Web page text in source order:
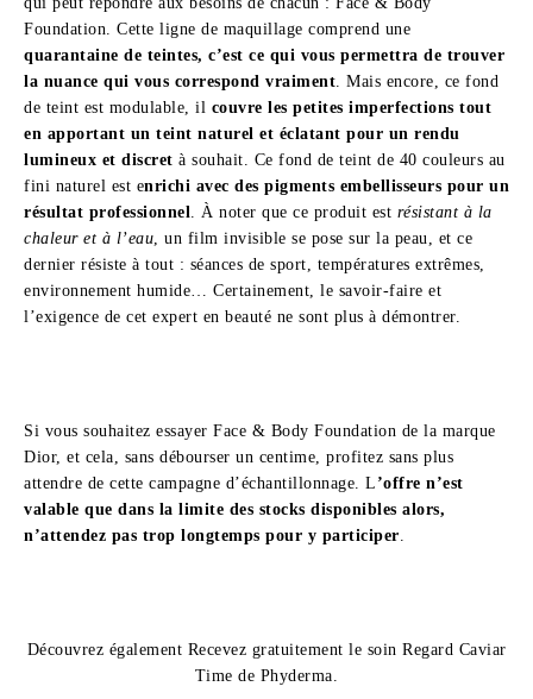
Foundation. Cette ligne de maquillage comprend une
quarantaine de teintes, c’est ce qui vous permettra de trouver
la nuance qui vous correspond vraiment. Mais encore, ce fond
de teint est modulable, il couvre les petites imperfections tout
en apportant un teint naturel et éclatant pour un rendu
lumineux et discret à souhait. Ce fond de teint de 40 couleurs au
fini naturel est enrichi avec des pigments embellisseurs pour un
résultat professionnel. À noter que ce produit est résistant à la
chaleur et à l’eau, un film invisible se pose sur la peau, et ce
dernier résiste à tout : séances de sport, températures extrêmes,
environnement humide… Certainement, le savoir-faire et
l’exigence de cet expert en beauté ne sont plus à démontrer.
Si vous souhaitez essayer Face & Body Foundation de la marque
Dior, et cela, sans débourser un centime, profitez sans plus
attendre de cette campagne d’échantillonnage. L ’offre n’est
valable que dans la limite des stocks disponibles alors,
n’attendez pas trop longtemps pour y participer.
Découvrez également Recevez gratuitement le soin Regard Caviar
Time de Phyderma.